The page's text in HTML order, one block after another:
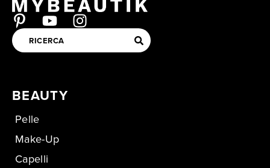
BEAUTY
Pelle
Make-Up
Capelli